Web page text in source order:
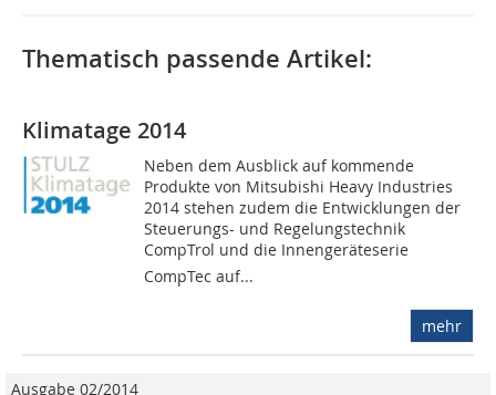
Thematisch passende Artikel:
Klimatage 2014
Neben dem Ausblick auf kommende
Produkte von Mitsubishi Heavy Industries
2014 stehen zudem die Entwicklungen der
Steuerungs- und Regelungstechnik
CompTrol und die Innengeräteserie
CompTec auf...
mehr
Ausgabe 02/2014